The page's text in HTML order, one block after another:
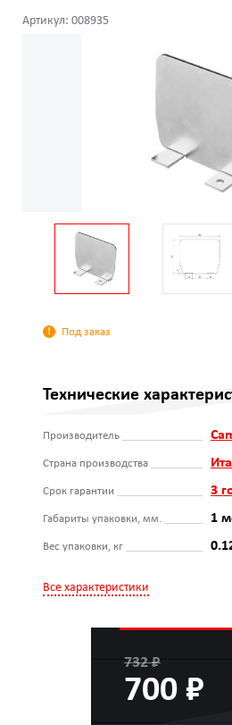
Артикул: 008935
Под заказ
Технические
Производитель
Страна производства
Срок гарантии 3
Габариты упаковки, мм. 1
Вес упаковки, кг
Все характеристики
732 ₽
700 ₽